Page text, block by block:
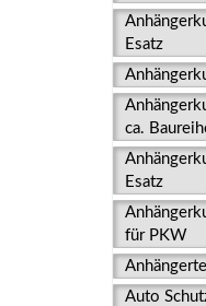
Esatz
ca.
Esatz
für PKW
Auto